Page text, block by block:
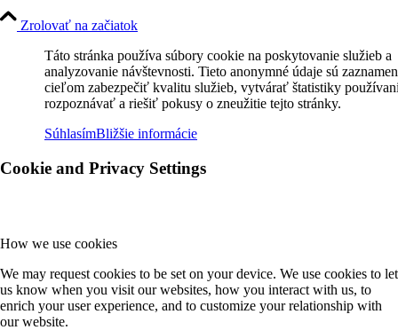
Zrolovať na začiatok
Táto stránka používa súbory cookie na poskytovanie služieb a
analyzovanie návštevnosti. Tieto anonymné údaje sú
cieľom zabezpečiť kvalitu služieb, vytvárať štatistiky
rozpoznávať a riešiť pokusy o zneužitie tejto stránky.
SúhlasímBližšie informácie
Cookie and Privacy Settings
How we use cookies
We may request cookies to be set on your device. We use cookies to let
us know when you visit our websites, how you interact with us, to
enrich your user experience, and to customize your relationship with
our website.